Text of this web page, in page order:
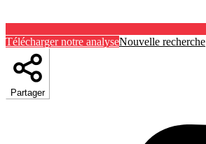
Télécharger notre analyseNouvelle recherche
Partager